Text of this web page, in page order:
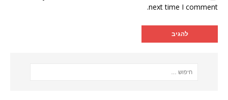
next time I comment.